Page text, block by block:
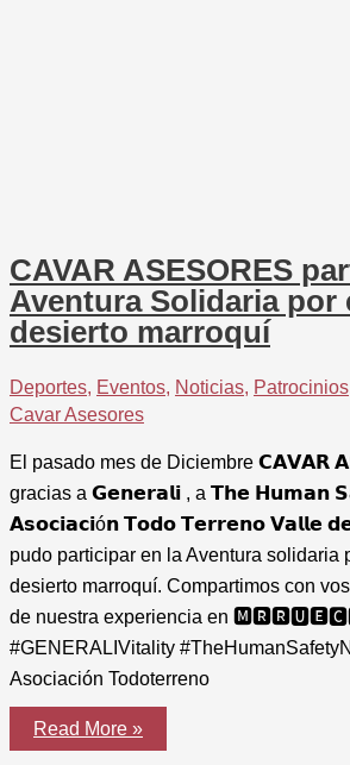
CAVAR ASESORES
Aventura Solidaria por
desierto marroquí
Deportes, Eventos, Noticias, Patrocinios
Cavar Asesores
El pasado mes de Diciembre
gracias a 𝗚𝗲𝗻𝗲𝗿𝗮𝗹𝗶 , a 𝗧𝗵𝗲 𝗛𝘂𝗺𝗮𝗻
𝗔𝘀𝗼𝗰𝗶𝗮𝗰𝗶ó𝗻 𝗧𝗼𝗱𝗼 𝗧𝗲𝗿𝗿𝗲𝗻𝗼 𝗩𝗮𝗹𝗹𝗲
pudo participar en la Aventura solidaria
desierto marroquí. Compartimos con
de nuestra experiencia en
#GENERALIVitality
Asociación Todoterreno
CAVAR
ASESORES
Read More »